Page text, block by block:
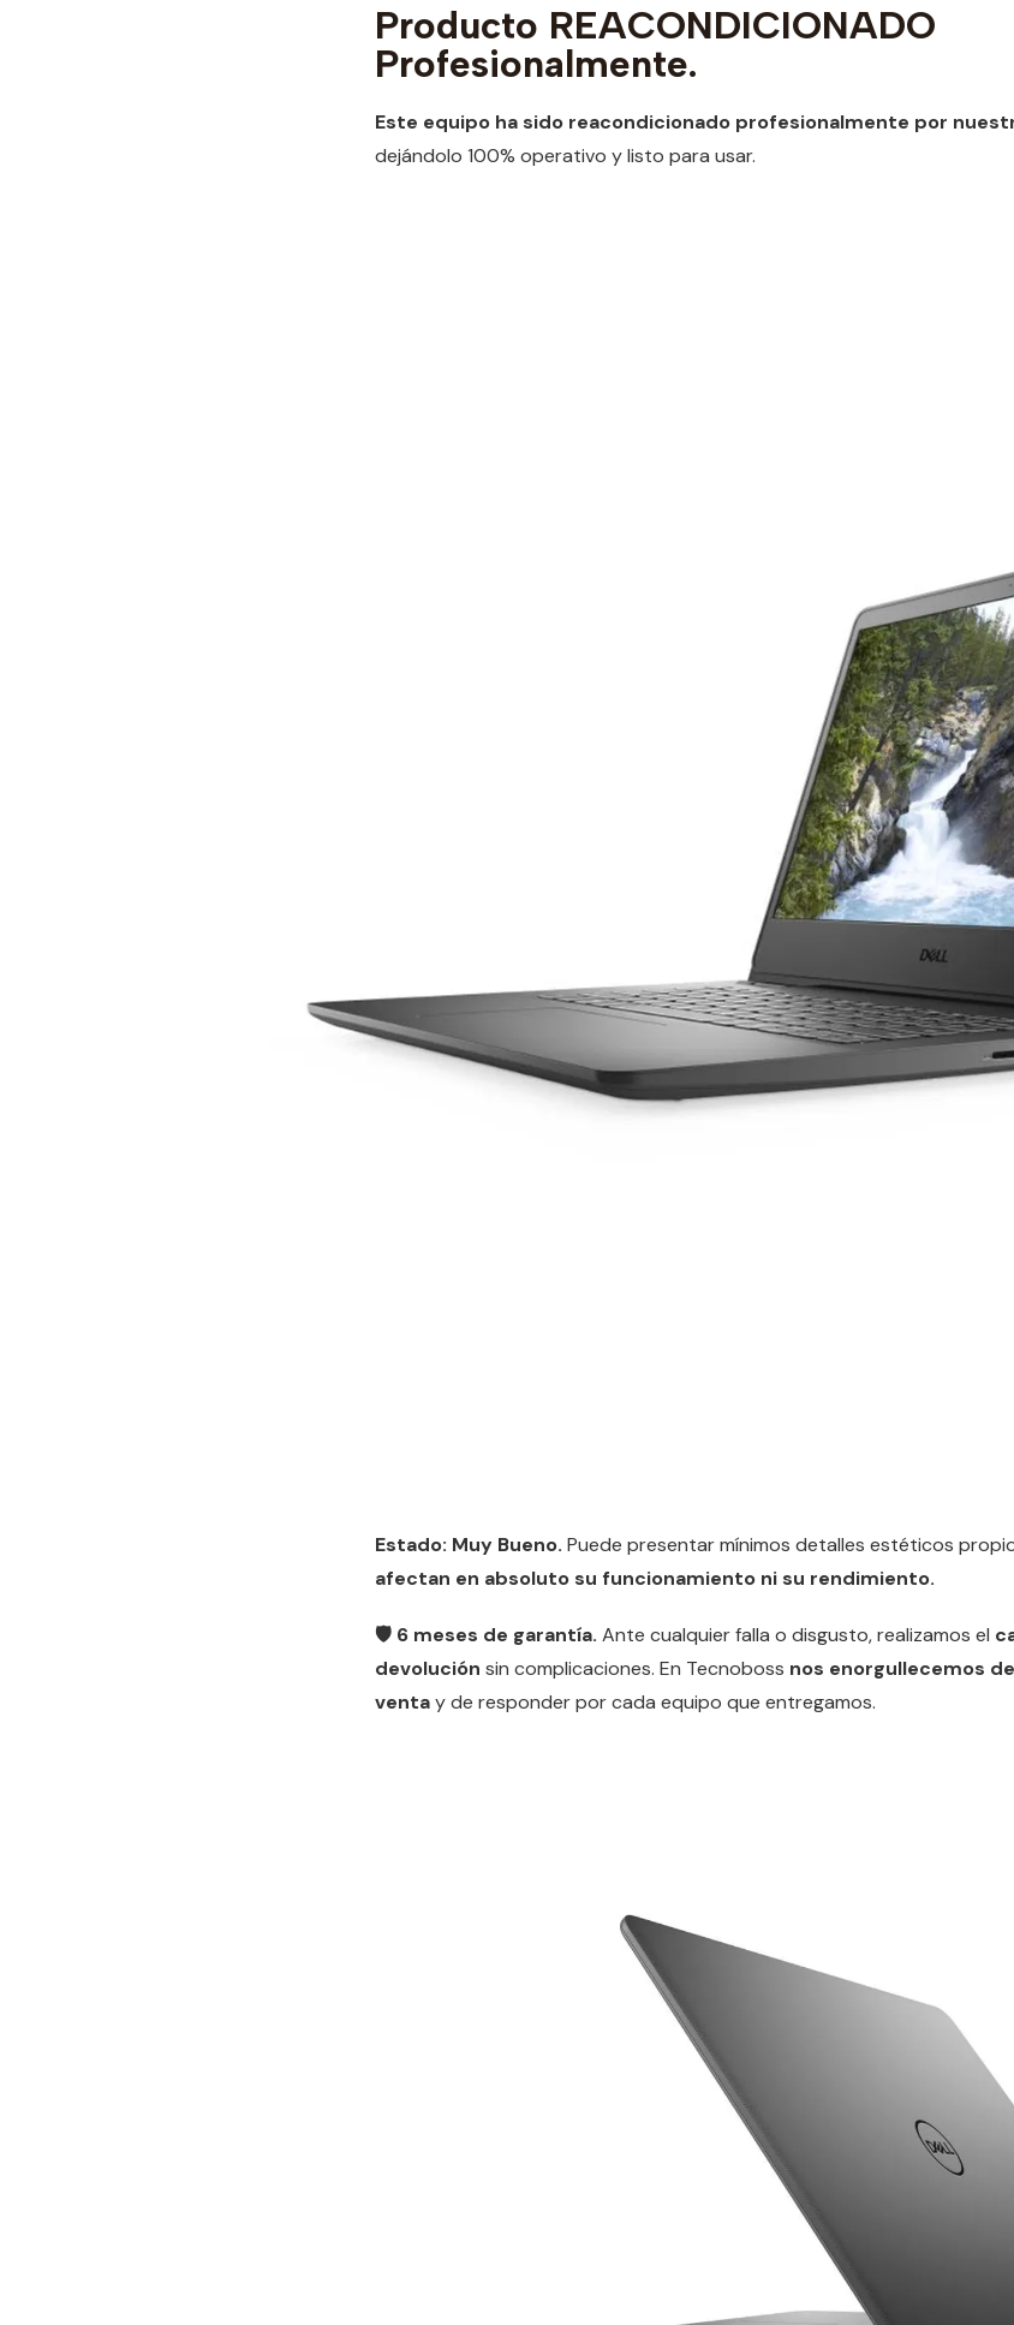
Producto REACONDICIONADO
Profesionalmente.
Este equipo ha sido reacondicionado profesionalmente por
dejándolo 100% operativo y listo para usar.
Estado: Muy Bueno. Puede presentar mínimos detalles estéticos
afectan en absoluto su funcionamiento ni su rendimiento.
🛡️ 6 meses de garantía. Ante cualquier falla o disgusto, realizamos el
devolución sin complicaciones. En Tecnoboss nos enorgullecemos
ventay de responder por cada equipo que entregamos.